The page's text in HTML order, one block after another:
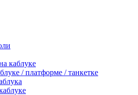
каблуке
/ платформе / танкетке